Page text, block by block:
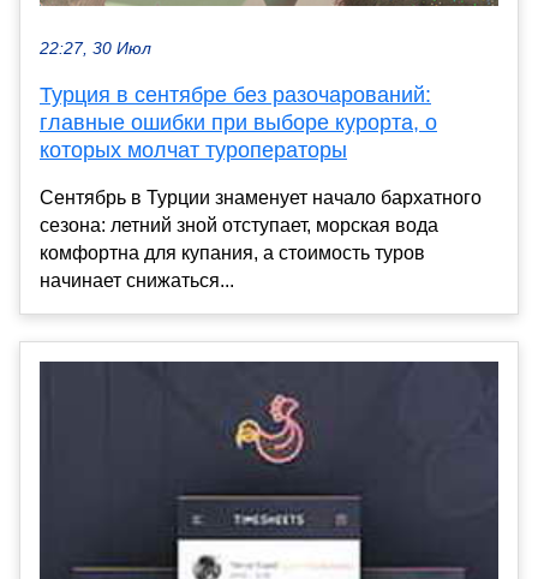
22:27, 30 Июл
Турция в сентябре без разочарований:
главные ошибки при выборе курорта, о
которых молчат туроператоры
Сентябрь в Турции знаменует начало бархатного
сезона: летний зной отступает, морская вода
комфортна для купания, а стоимость туров
начинает снижаться...